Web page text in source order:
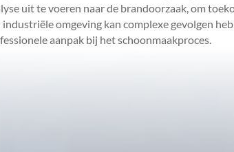
uit te voeren naar de brandoorzaak, om
industriële omgeving kan complexe gevolgen
aanpak bij het schoonmaakproces.​